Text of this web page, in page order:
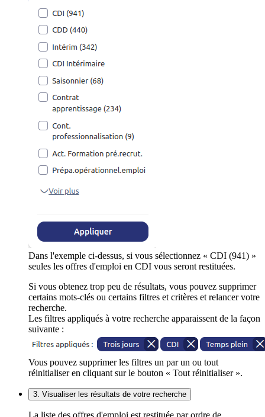
Dans l'exemple ci-dessus, si vous sélectionnez « CDI (941) »
seules les offres d'emploi en CDI vous seront restituées.
Si vous obtenez trop peu de résultats, vous pouvez supprimer
certains mots-clés ou certains filtres et critères et relancer votre
recherche.
Les filtres appliqués à votre recherche apparaissent de la façon
suivante :
Vous pouvez supprimer les filtres un par un ou tout
réinitialiser en cliquant sur le bouton « Tout réinitialiser ».
3. Visualiser les résultats de votre recherche